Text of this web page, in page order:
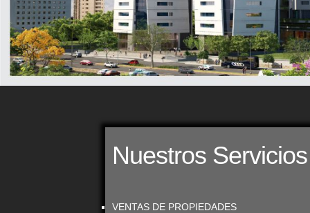
Nuestros Servicios
VENTAS DE PROPIEDADES